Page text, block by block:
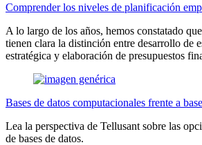
Comprender los niveles de planificación
A lo largo de los años, hemos constatado
tienen clara la distinción entre desarrollo de
estratégica y elaboración de presupuestos
Bases de datos computacionales frente a
Lea la perspectiva de Tellusant sobre las
de bases de datos.